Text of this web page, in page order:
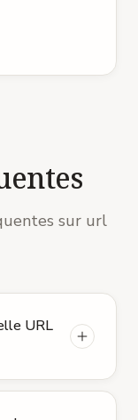
sur url
URL